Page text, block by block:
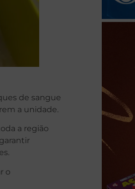
de sangue
a unidade.
a região
o